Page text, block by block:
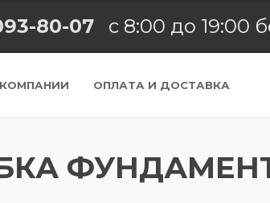
80-07с 8:00 до 19:00
ОПЛАТА И ДОСТАВКА